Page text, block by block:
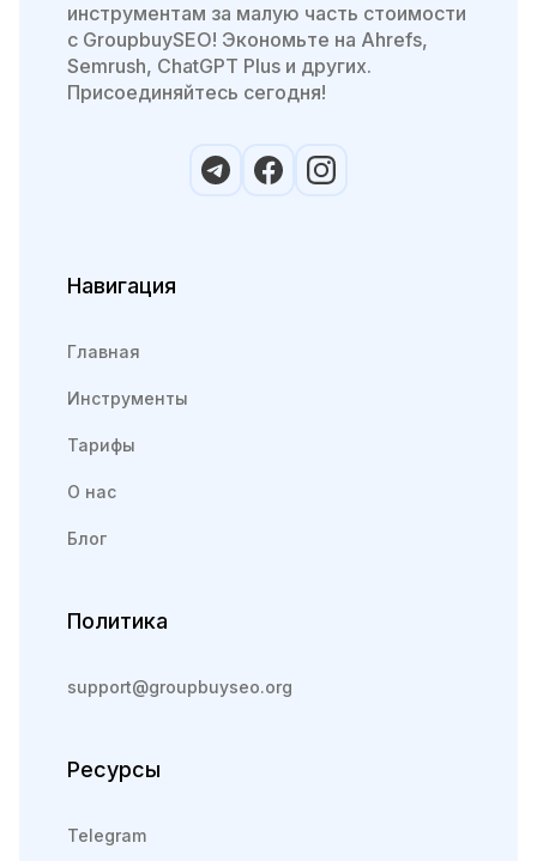
инструментам за малую часть стоимости
с GroupbuySEO! Экономьте на Ahrefs,
Semrush, ChatGPT Plus и других.
Присоединяйтесь сегодня!
Навигация
Главная
Инструменты
Тарифы
О нас
Блог
Политика
support@groupbuyseo.org
Ресурсы
Telegram